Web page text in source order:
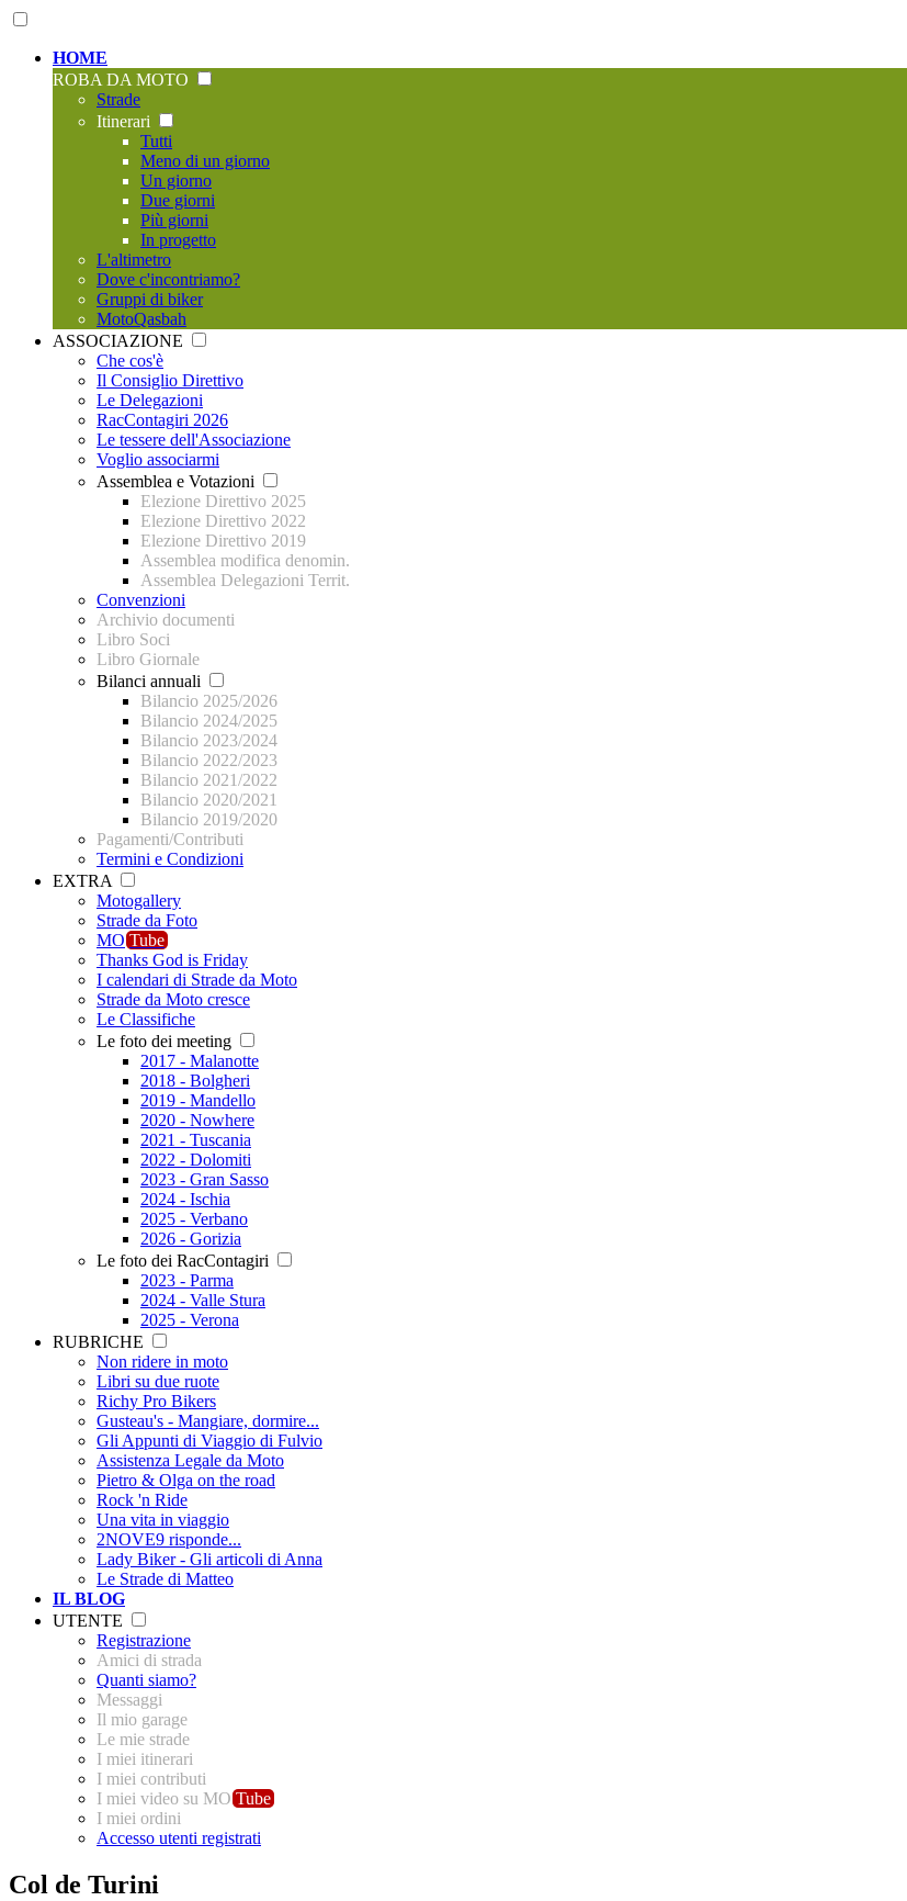
HOME
ROBA DA MOTO
Strade
Itinerari
Tutti
Meno di un giorno
Un giorno
Due giorni
Più giorni
In progetto
L'altimetro
Dove c'incontriamo?
Gruppi di biker
MotoQasbah
ASSOCIAZIONE
Che cos'è
Il Consiglio Direttivo
Le Delegazioni
RacContagiri 2026
Le tessere dell'Associazione
Voglio associarmi
Assemblea e Votazioni
Elezione Direttivo 2025
Elezione Direttivo 2022
Elezione Direttivo 2019
Assemblea modifica denomin.
Assemblea Delegazioni Territ.
Convenzioni
Archivio documenti
Libro Soci
Libro Giornale
Bilanci annuali
Bilancio 2025/2026
Bilancio 2024/2025
Bilancio 2023/2024
Bilancio 2022/2023
Bilancio 2021/2022
Bilancio 2020/2021
Bilancio 2019/2020
Pagamenti/Contributi
Termini e Condizioni
EXTRA
Motogallery
Strade da Foto
MO Tube
Thanks God is Friday
I calendari di Strade da Moto
Strade da Moto cresce
Le Classifiche
Le foto dei meeting
2017 - Malanotte
2018 - Bolgheri
2019 - Mandello
2020 - Nowhere
2021 - Tuscania
2022 - Dolomiti
2023 - Gran Sasso
2024 - Ischia
2025 - Verbano
2026 - Gorizia
Le foto dei RacContagiri
2023 - Parma
2024 - Valle Stura
2025 - Verona
RUBRICHE
Non ridere in moto
Libri su due ruote
Richy Pro Bikers
Gusteau's - Mangiare, dormire...
Gli Appunti di Viaggio di Fulvio
Assistenza Legale da Moto
Pietro & Olga on the road
Rock 'n Ride
Una vita in viaggio
2NOVE9 risponde...
Lady Biker - Gli articoli di Anna
Le Strade di Matteo
IL BLOG
UTENTE
Registrazione
Amici di strada
Quanti siamo?
Messaggi
Il mio garage
Le mie strade
I miei itinerari
I miei contributi
I miei video su MO Tube
I miei ordini
Accesso utenti registrati
Col de Turini